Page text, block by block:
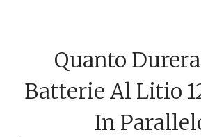
Quanto
Batterie Al Litio
In